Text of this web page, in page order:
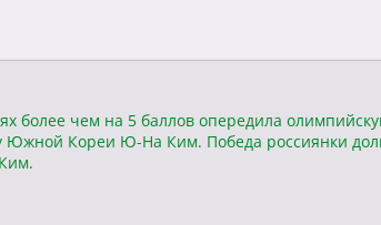
более чем на 5 баллов опередила
Южной Кореи Ю-На Ким. Победа россиянки